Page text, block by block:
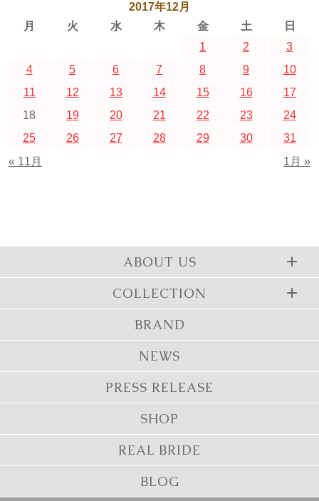
2017年12月
月
火 水 木 金 土 日
« 11月 1月 »
1 2
3
4
5 6 7 8 9
10
11
12 13 14 15 16
17
18
19 20 21 22 23
24
25
26 27 28 29 30 31
ABOUT US
COLLECTION
BRAND
NEWS
PRESS RELEASE
SHOP
REAL BRIDE
BLOG